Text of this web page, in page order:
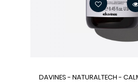
DAVINES - NATURALTECH -